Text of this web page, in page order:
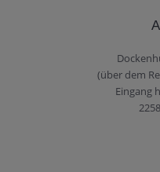
(über dem
Eingang